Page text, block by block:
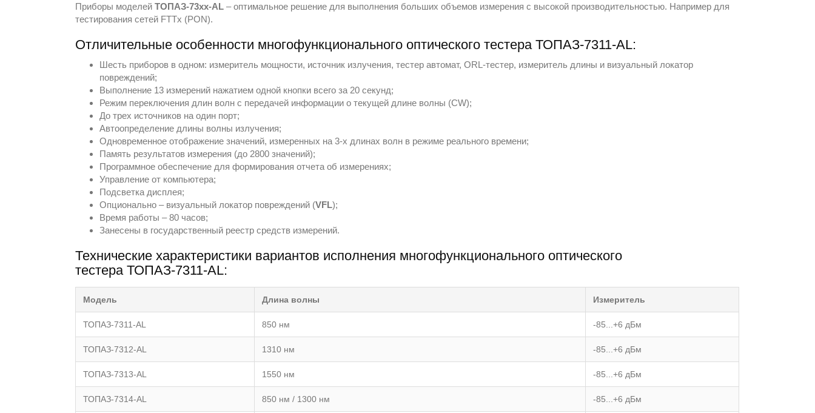
Приборы моделейТОПАЗ-73xx-AL – оптимальное решение для выполнения больших объемов измерения с высокой производительностью. Например для
тестирования сетей FTTx (PON).
Отличительные особенности многофункционального оптического тестера ТОПАЗ-7311-АL:
Шесть приборов в одном: измеритель мощности, источник излучения, тестер автомат, ORL-тестер, измеритель длины и визуальный локатор
повреждений;
Выполнение 13 измерений нажатием одной кнопки всего за 20 секунд;
Режим переключения длин волн с передачей информации о текущей длине волны (CW);
До трех источников на один порт;
Автоопределение длины волны излучения;
Одновременное отображение значений, измеренных на 3-х длинах волн в режиме реального времени;
Память результатов измерения (до 2800 значений);
Программное обеспечение для формирования отчета об измерениях;
Управление от компьютера;
Подсветка дисплея;
Опционально – визуальный локатор повреждений (VFL);
Время работы – 80 часов;
Занесены в государственный реестр средств измерений.
Технические характеристики вариантов исполнения многофункционального оптического
тестера ТОПАЗ-7311-АL:
Модель Длина волны Измеритель
ТОПАЗ-7311-AL 850 нм -85...+6 дБм
ТОПАЗ-7312-AL 1310 нм -85...+6 дБм
ТОПАЗ-7313-AL 1550 нм -85...+6 дБм
ТОПАЗ-7314-AL 850 нм / 1300 нм -85...+6 дБм